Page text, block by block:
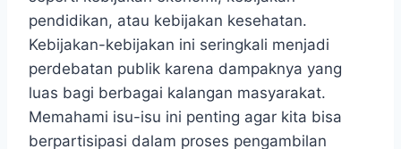
pendidikan, atau kebijakan kesehatan.
Kebijakan-kebijakan ini seringkali menjadi
perdebatan publik karena dampaknya yang
luas bagi berbagai kalangan masyarakat.
Memahami isu-isu ini penting agar kita bisa
berpartisipasi dalam proses pengambilan